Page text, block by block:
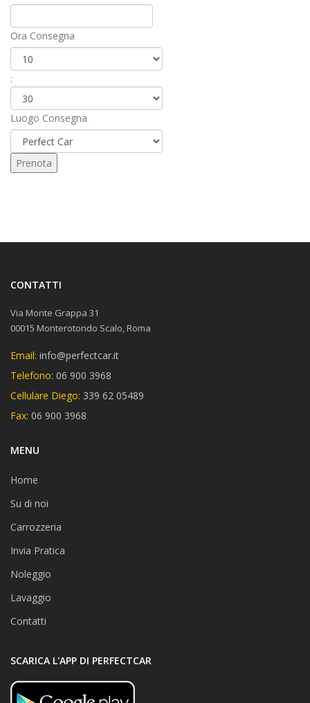
Ora Consegna
:
Luogo Consegna
CONTATTI
Via Monte Grappa 31
00015 Monterotondo Scalo, Roma
Email: info@perfectcar.it
Telefono: 06 900 3968
Cellulare Diego: 339 62 05489
Fax: 06 900 3968
MENU
Home
Su di noi
Carrozzeria
Invia Pratica
Noleggio
Lavaggio
Contatti
SCARICA L'APP DI PERFECTCAR